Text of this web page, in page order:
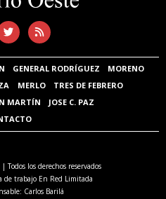
GENERAL RODRÍGUEZ
MORENO
MERLO
TRES DE FEBRERO
MARTÍN
JOSE C. PAZ
| Todos los derechos reservados
de trabajo En Red Limitada
Carlos Barilá